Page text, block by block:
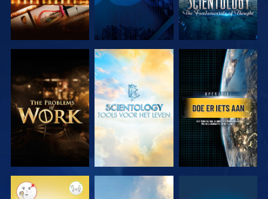
VERKEN DE
SERIE
VERKEN DE
SERIE
KIJK